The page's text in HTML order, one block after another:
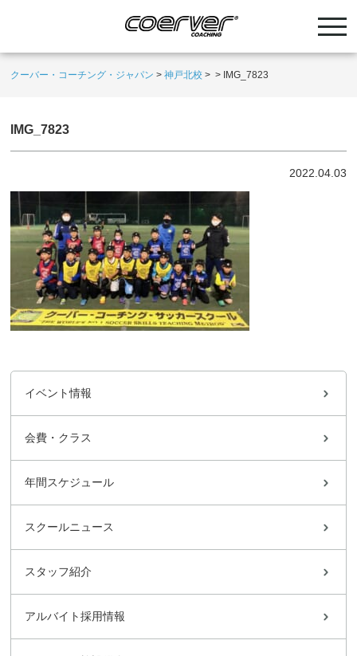
クーバー・コーチング・ジャパン >神戸北校 > > IMG_7823
IMG_7823
2022.04.03
イベント情報
会費・クラス
年間スケジュール
スクールニュース
スタッフ紹介
アルバイト採用情報